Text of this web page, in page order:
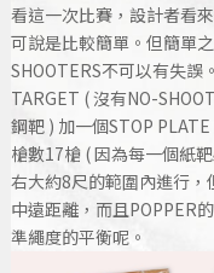
看這一次比賽，設計者看
可說是比較簡單。但簡單
SHOOTERS不可以有失誤
TARGET ( 沒有NO-
鋼靶 ) 加一個STOP
槍數17槍 ( 因為每一個紙
右大約8尺的範圍內進行
中遠距離，而且POPPER
準繩度的平衡呢。